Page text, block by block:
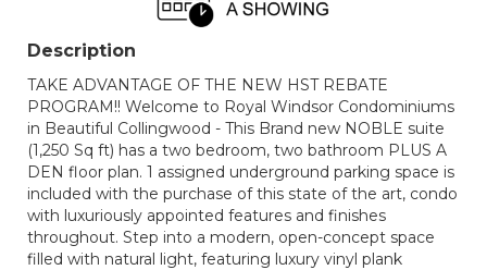
Description
TAKE ADVANTAGE OF THE NEW HST REBATE
PROGRAM!! Welcome to Royal Windsor Condominiums
in Beautiful Collingwood - This Brand new NOBLE suite
(1,250 Sq ft) has a two bedroom, two bathroom PLUS A
DEN floor plan. 1 assigned underground parking space is
included with the purchase of this state of the art, condo
with luxuriously appointed features and finishes
throughout. Step into a modern, open-concept space
filled with natural light, featuring luxury vinyl plank